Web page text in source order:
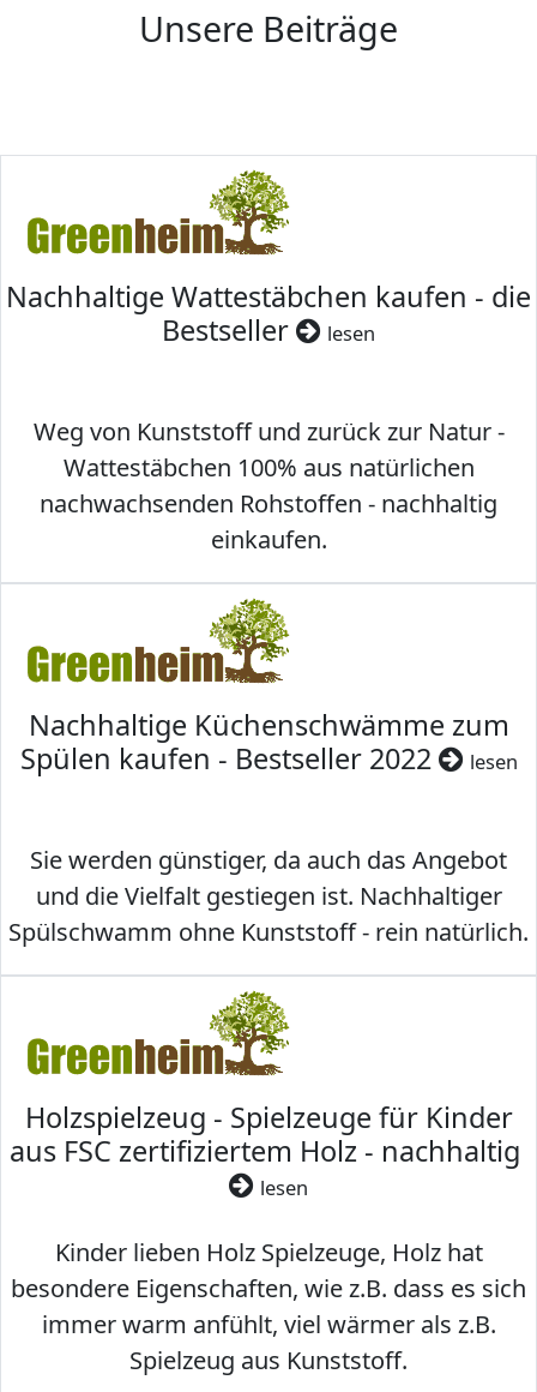
Unsere Beiträge
Nachhaltige Wattestäbchen kaufen - die
Bestseller
lesen
Weg von Kunststoff und zurück zur Natur -
Wattestäbchen 100% aus natürlichen
nachwachsenden Rohstoffen - nachhaltig
einkaufen.
Nachhaltige Küchenschwämme zum
Spülen kaufen - Bestseller 2022
lesen
Sie werden günstiger, da auch das Angebot
und die Vielfalt gestiegen ist. Nachhaltiger
Spülschwamm ohne Kunststoff - rein natürlich.
Holzspielzeug - Spielzeuge für Kinder
aus FSC zertifiziertem Holz - nachhaltig
lesen
Kinder lieben Holz Spielzeuge, Holz hat
besondere Eigenschaften, wie z.B. dass es sich
immer warm anfühlt, viel wärmer als z.B.
Spielzeug aus Kunststoff.